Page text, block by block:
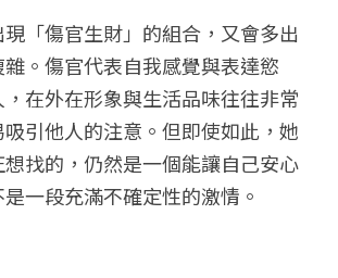
「傷官生財」的組合，又會多出
。傷官代表自我感覺與表達慾
在外在形象與生活品味往往非常
引他人的注意。但即使如此，她
找的，仍然是一個能讓自己安心
一段充滿不確定性的激情。